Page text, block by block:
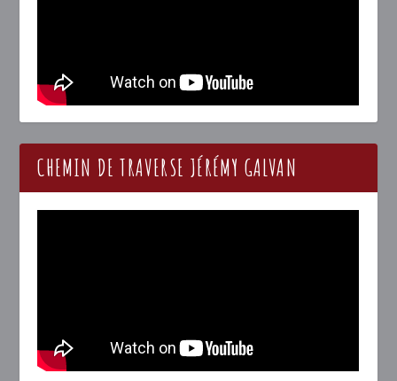
CHEMIN DE TRAVERSE JÉRÉMY GALVAN